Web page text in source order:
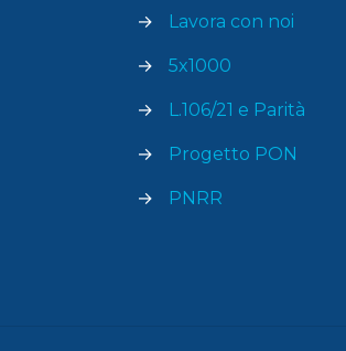
→ Lavora con noi
→ 5x1000
→ L.106/21 e Parità
→ Progetto PON
→ PNRR